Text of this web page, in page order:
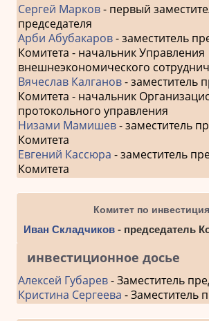
Сергей Марков- первый
председателя
Арби Абубакаров- заместитель
Комитета - начальник Управления
внешнеэкономического
Вячеслав Калганов- заместитель
Комитета - начальник
протокольного управления
Низами Мамишев- заместитель
Комитета
Евгений Кассюра - заместитель
Комитета
Комитет по
Иван Складчиков- председатель
инвестиционное досье
Алексей Губарев- Заместитель
Кристина Сергеева - Заместитель